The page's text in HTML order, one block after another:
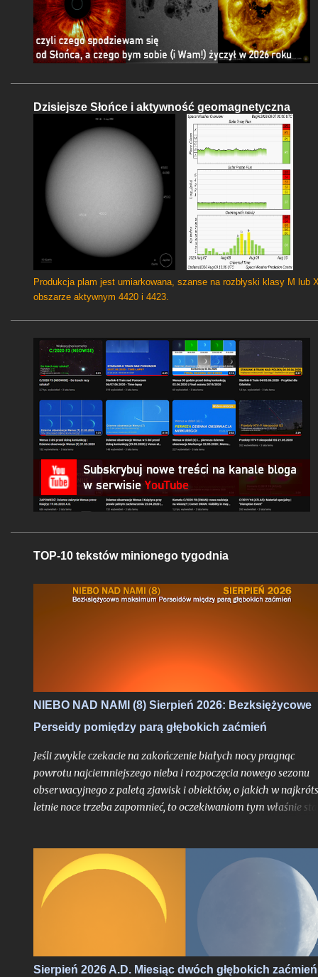
Dzisiejsze Słońce i aktywność geomagnetyczna
Produkcja plam jest umiarkowana, szanse na rozbłyski klasy M lub
obszarze aktywnym 4420 i 4423.
TOP-10 tekstów minionego tygodnia
NIEBO NAD NAMI (8) Sierpień 2026: Bezksiężycowe
Perseidy pomiędzy parą głębokich zaćmień
Jeśli zwykle czekacie na zakończenie białych nocy pragnąc
powrotu najciemniejszego nieba i rozpoczęcia nowego sezonu
obserwacyjnego z paletą zjawisk i obiektów, o jakich w
letnie noce trzeba zapomnieć, to oczekiwaniom tym właśnie
tym roku, trudno bowiem w najnowszej historii znaleźć
przypadek takiego sierpnia, który wiązałby się z
kumulacją wspaniałości na skalę jak w 2026 roku. O ile bowiem
najsłynniejszy rój meteorów nie jest dla tego miesiąca
tyle fakt, że będzie on otoczony bardzo głębokimi zaćmieniami
zarówno Słońca jak i Księżyca - to już nawarstwienie zjawisk
wielkiego kalibru na skalę, jakiej chyba nikt z nas jeszcze nie
Sierpień 2026 A.D. Miesiąc dwóch głębokich zaćmień